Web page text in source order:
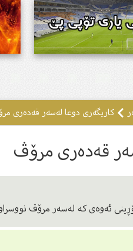
کاریگەری دوعا لەسەر قەدەری
قەدەری مرۆڤ
ئەوەى كە لەسەر مرۆڤ